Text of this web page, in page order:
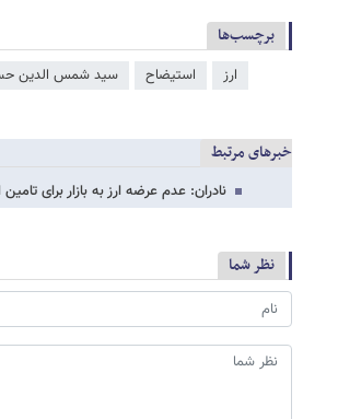
برچسب‌ها
ارز استیضاح سید شمس‌ الدین
خبرهای مرتبط
نادران: عدم عرضه ارز به بازار برای
نظر شما